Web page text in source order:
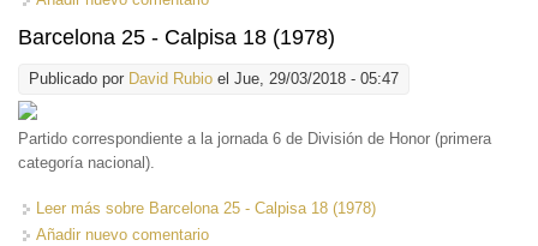
Barcelona 25 - Calpisa 18 (1978)
Publicado por David Rubio el Jue, 29/03/2018 - 05:47
Partido correspondiente a la jornada 6 de División de Honor (primera
categoría nacional).
Leer más sobre Barcelona 25 - Calpisa 18 (1978)
Añadir nuevo comentario